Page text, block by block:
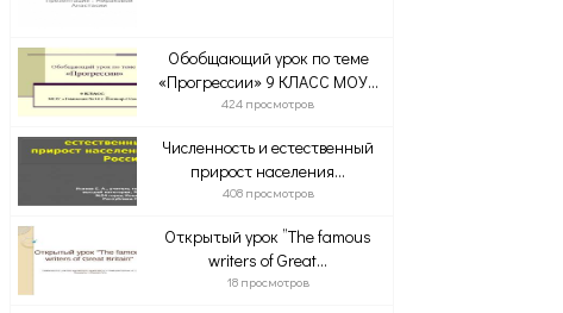
Обобщающий урок по теме
«Прогрессии» 9 КЛАСС МОУ...
424 просмотров
Численность и естественный
прирост населения...
408 просмотров
Открытый урок ”The famous
writers of Great...
18 просмотров